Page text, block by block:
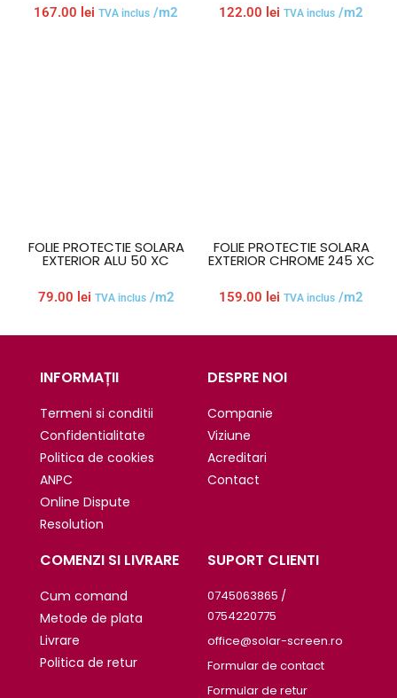
167.00 lei TVA inclus /m2 122.00 lei TVA inclus /m2
FOLIE PROTECTIE SOLARA
EXTERIOR ALU 50 XC
79.00 lei TVA inclus/m2
FOLIE PROTECTIE SOLARA
EXTERIOR CHROME 245 XC
159.00 lei TVA inclus /m2
INFORMAȚII
Termeni si conditii
Confidentialitate
Politica de cookies
ANPC
Online Dispute
Resolution
DESPRE NOI
Companie
Viziune
Acreditari
Contact
COMENZI SI LIVRARE
Cum comand
Metode de plata
Livrare
Politica de retur
SUPORT CLIENTI
0745063865 /
0754220775
office@solar-screen.ro
Formular de contact
Formular de retur